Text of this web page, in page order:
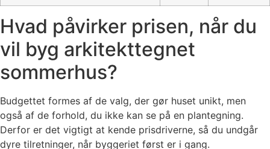
Hvad påvirker prisen, når du
vil byg arkitekttegnet
sommerhus?
Budgettet formes af de valg, der gør huset unikt, men
også af de forhold, du ikke kan se på en plantegning.
Derfor er det vigtigt at kende prisdriverne, så du undgår
dyre tilretninger, når byggeriet først er i gang.